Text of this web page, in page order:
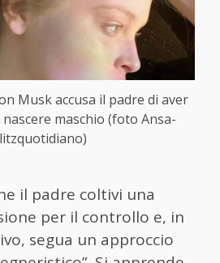
Musk accusa il padre di aver
maschio (foto Ansa-
il padre coltivi una
per il controllo e, in
segua un approccio